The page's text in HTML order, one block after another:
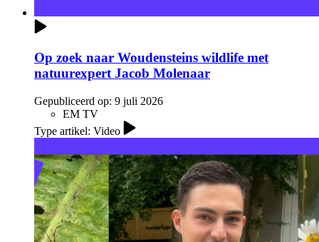
Op zoek naar Woudensteins wildlife met
natuurexpert Jacob Molenaar
Gepubliceerd op: 9 juli 2026
EM TV
Type artikel: Video